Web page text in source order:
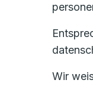
Wir